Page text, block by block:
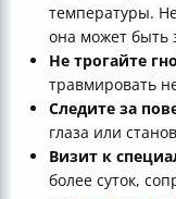
температуры.
она может быть
Не трогайте
травмировать
Следите за
глаза или
Визит к
более суток,